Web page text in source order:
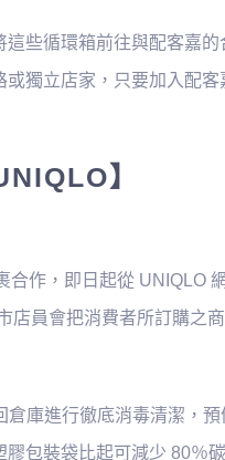
些循環箱前往與配客嘉
獨立店家，只要加入配
】
合作，即日起從 UNIQLO
店員會把消費者所訂購之
庫進行徹底消毒清潔，
包裝袋比起可減少 80％